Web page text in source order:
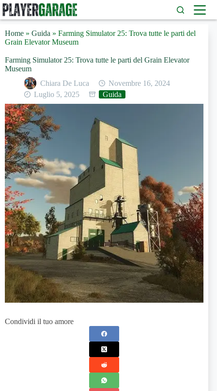
Salta
al
contenuto
Home » Guida » Farming Simulator 25: Trova tutte le parti del
Grain Elevator Museum
Farming Simulator 25: Trova tutte le parti del Grain Elevator
Museum
Chiara De Luca
Novembre 16, 2024
Luglio 5, 2025
Guida
Condividi il tuo amore